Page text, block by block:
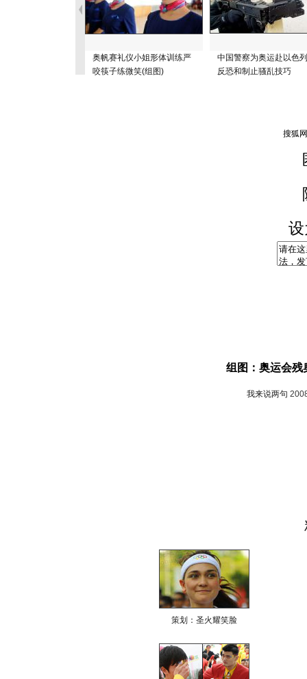
奥帆赛礼仪小姐形体训练严
咬筷子练微笑(组图)
中国警察为奥运赴以色
反恐和制止骚乱技巧
组图：奥运会残
我来说两句
策划：圣火耀笑脸